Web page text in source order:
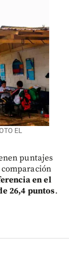
EL
puntajes
comparación
en el
26,4 puntos.